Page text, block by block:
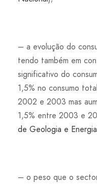
– a evolução do
tendo também em
significativo do
1,5% no consumo
2002 e 2003 mas
1,5% entre 2003 e
de Geologia e Energia
– o peso que o